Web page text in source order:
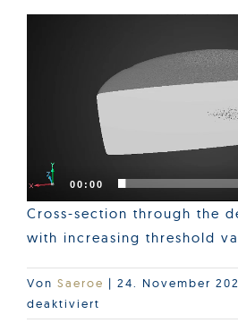
Nachrichten & Blog-Artikel
00:00
Cross-section through the
with increasing threshold
Von Saeroe | 24. November
deaktiviert